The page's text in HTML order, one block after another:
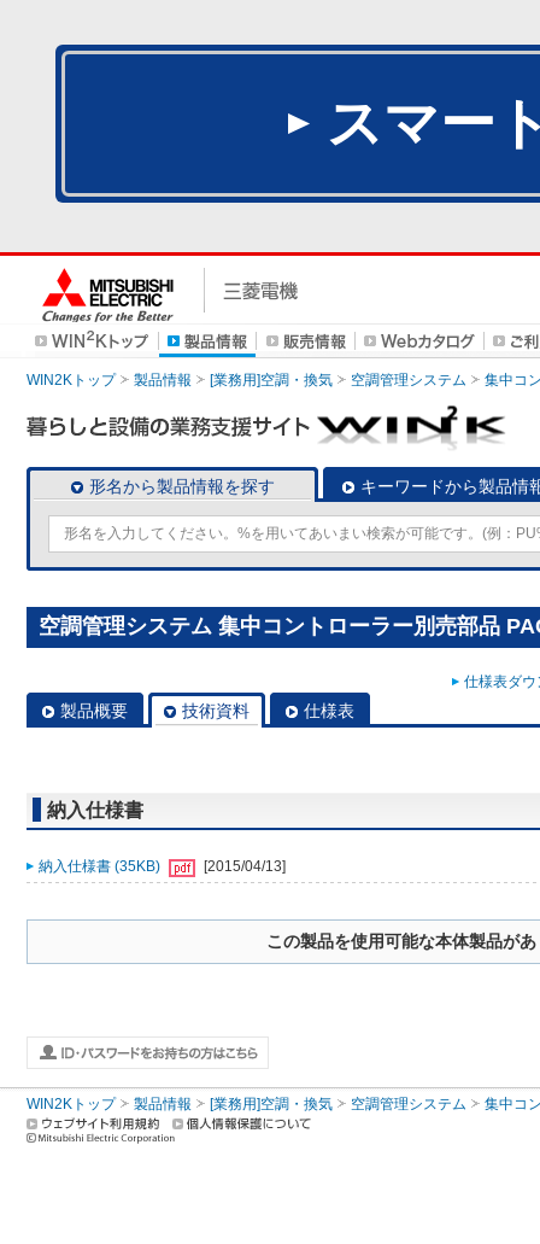
スマー
WIN2Kトップ 製品情報 [業務用]空調・換気 空調管理システム 集中コ
形名から製品情報を探す キーワードから製品情
空調管理システム 集中コントローラー別売部品
仕様表ダ
製品概要 技術資料 仕様表
納入仕様書
納入仕様書 (35KB) [2015/04/13]
この製品を使用可能な本体製品が
WIN2Kトップ 製品情報 [業務用]空調・換気 空調管理システム 集中コ